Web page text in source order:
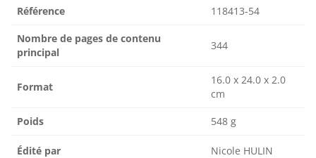
Référence 118413-54
Nombre de pages de contenu
principal
344
Format
16.0 x 24.0 x 2.0
cm
Poids 548 g
Édité par Nicole HULIN